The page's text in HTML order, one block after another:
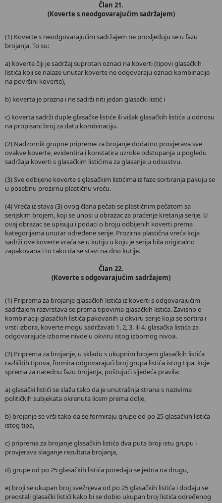
Član 21.
(Koverte s neodgovarajućim sadržajem)
(1) Koverte s neodgovarajućim sadržajem ne prosljeđuju se u fazu
brojanja. To su:
a) koverte čiji je sadržaj suprotan oznaci na koverti (tipovi glasačkih
listića koji se nalaze unutar koverte ne odgovaraju oznaci kombinacije
na površini koverte),
b) koverta je prazna i ne sadrži niti jedan glasački listić i
c) koverta sadrži duple glasačke listiće ili višak glasačkih listića u odnosu
na propisani broj za datu kombinaciju.
(2) Nadzornik grupne pripreme za brojanje dodatno provjerava sve
ovakve koverte, evidentira i konstatira uzroke odstupanja u pogledu
sadržaja koverti s glasačkim listićima za glasanje u odsustvu.
(3) Sve odbijene koverte s glasačkim listićima iz faze sortiranja pakuju se
u posebnu prozirnu plastičnu vreću.
(4) Vreća iz stava (3) ovog člana pečati se plastičnim pečatom sa
serijskim brojem, koji se unosi u obrazac za praćenje kretanja serije. U
ovaj obrazac se upisuju i podaci o broju odbijenih koverti prema
kategorijama unutar određene serije. Prozirna plastična vreća koja
sadrži ove koverte vraća se u kutiju u koju je serija bila originalno
zapakovana i to tako da se stavi na dno kutije.
Član 22.
(Koverte s odgovarajućim sadržajem)
(1) Priprema za brojanje glasačkih listića iz koverti s odgovarajućim
sadržajem razvrstava se prema tipovima glasačkih listića. Zavisno o
kombinaciji glasačkih listića pakovanih u okviru serije koja se sortira i
vrsti izbora, koverte mogu sadržavati 1, 2, 3. ili 4. glasačka listića za
odgovarajuće izborne nivoe u okviru istog izbornog nivoa.
(2) Priprema za brojanje, u skladu s ukupnim brojem glasačkih listića
različitih tipova, formira odgovarajući broj grupa listića istog tipa, koje
sprema za narednu fazu brojanja, poštujući sljedeća pravila:
a) glasački listići se slažu tako da je unutrašnja strana s nazivima
političkih subjekata okrenuta licem prema dolje,
b) brojanje se vrši tako da se formiraju grupe od po 25 glasačkih listića
istog tipa,
c) priprema za brojanje glasačkih listića dva puta broji istu grupu i
provjerava slaganje rezultata brojanja,
d) grupe od po 25 glasačkih listića poredaju se jedna na drugu,
e) broji se ukupan broj svežnjeva od po 25 glasačkih listića i dodaju se
preostali glasački listići kako bi se dobio ukupan broj listića određenog